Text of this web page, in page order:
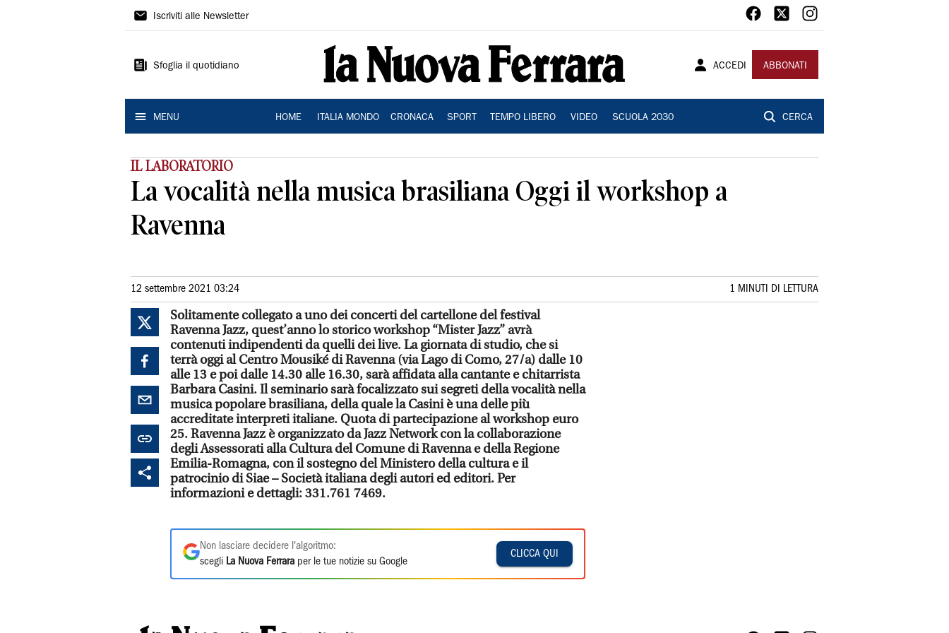
La
Ferrara
Iscriviti alle Newsletter
Sfoglia il quotidiano ACCEDI ABBONATI
MENU HOME ITALIA MONDO CRONACA SPORT TEMPO LIBERO VIDEO SCUOLA 2030 CERCA
IL LABORATORIO
La vocalità nella musica brasiliana Oggi il workshop a
Ravenna
12 settembre 2021 03:24 1 MINUTI DI LETTURA
Solitamente collegato a uno dei concerti del cartellone del festival
Ravenna Jazz, quest’anno lo storico workshop “Mister Jazz” avrà
contenuti indipendenti da quelli dei live. La giornata di studio, che si
terrà oggi al Centro Mousiké di Ravenna (via Lago di Como, 27/a) dalle 10
alle 13 e poi dalle 14.30 alle 16.30, sarà affidata alla cantante e chitarrista
Barbara Casini. Il seminario sarà focalizzato sui segreti della vocalità nella
musica popolare brasiliana, della quale la Casini è una delle più
accreditate interpreti italiane. Quota di partecipazione al workshop euro
25. Ravenna Jazz è organizzato da Jazz Network con la collaborazione
degli Assessorati alla Cultura del Comune di Ravenna e della Regione
Emilia-Romagna, con il sostegno del Ministero della cultura e il
patrocinio di Siae – Società italiana degli autori ed editori. Per
informazioni e dettagli: 331.761 7469.
Non lasciare decidere l'algoritmo:
scegli La Nuova Ferrara per le tue notizie su Google
CLICCA QUI